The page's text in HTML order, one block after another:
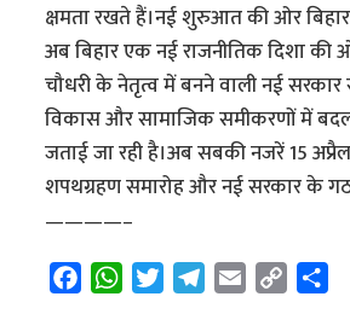
क्षमता रखते हैं।नई शुरुआत की ओर
अब बिहार एक नई राजनीतिक दिशा की
चौधरी के नेतृत्व में बनने वाली नई
विकास और सामाजिक समीकरणों में
जताई जा रही है।अब सबकी नजरें 15
शपथग्रहण समारोह और नई सरकार के
————–
W